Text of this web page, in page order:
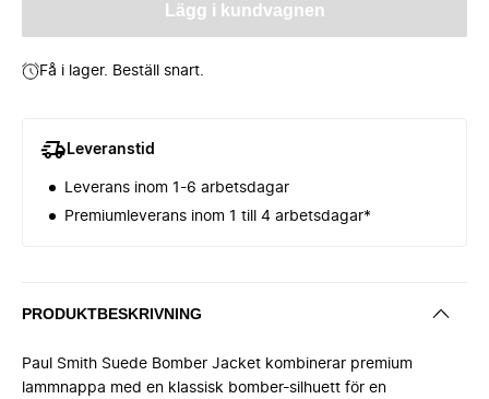
Lägg i kundvagnen
Få i lager. Beställ snart.
Leveranstid
Leverans inom 1-6 arbetsdagar
Premiumleverans inom 1 till 4 arbetsdagar*
PRODUKTBESKRIVNING
Paul Smith Suede Bomber Jacket kombinerar premium
lammnappa med en klassisk bomber-silhuett för en